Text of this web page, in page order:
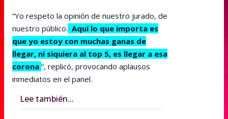
“Yo respeto la opinión de nuestro jurado, de
nuestro público. Aquí lo que importa es
que yo estoy con muchas ganas de
llegar, ni siquiera al top 5, es llegar a esa
corona “, replicó, provocando aplausos
inmediatos en el panel.
Lee también...